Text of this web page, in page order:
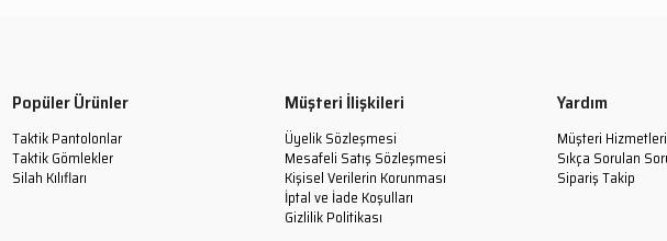
Popüler Ürünler
Taktik Pantolonlar
Taktik Gömlekler
Silah Kılıfları
Müşteri İlişkileri
Üyelik Sözleşmesi
Mesafeli Satış Sözleşmesi
Kişisel Verilerin Korunması
İptal ve İade Koşulları
Gizlilik Politikası
Yardım
Müşteri Hizmetleri
Sıkça Sorulan
Sipariş Takip